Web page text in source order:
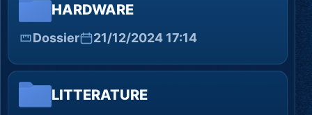
HARDWARE
Dossier 21/12/2024 17:14
LITTERATURE